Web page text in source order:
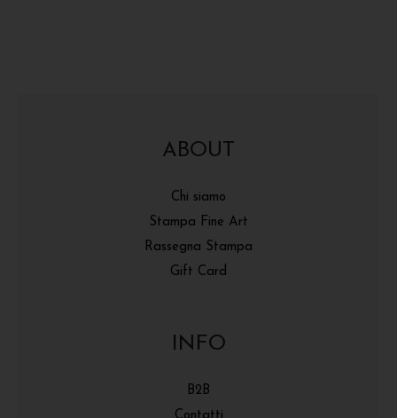
ABOUT
Chi siamo
Stampa Fine Art
Rassegna Stampa
Gift Card
INFO
B2B